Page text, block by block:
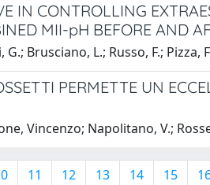
IN CONTROLLING
MII-pH BEFORE AND
Brusciano, L.; Russo, F.;
PERMETTE UN
Vincenzo; Napolitano, V.;
11 12 13 14 15